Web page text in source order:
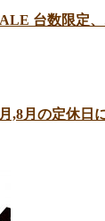
台数限定
,8月の定休日